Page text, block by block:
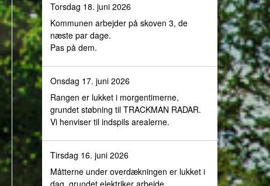
Torsdag 18. juni 2026
Kommunen arbejder på skoven 3, de
næste par dage.
Pas på dem.
Onsdag 17. juni 2026
Rangen er lukket i morgentimerne,
grundet støbning til TRACKMAN RADAR.
Vi henviser til indspils arealerne.
Tirsdag 16. juni 2026
Måtterne under overdækningen er lukket i
dag, grundet elektriker arbejde.